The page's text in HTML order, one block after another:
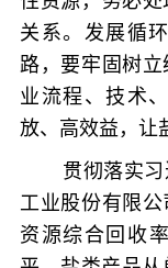
关系。发展循
路，要牢固树
业流程、技术
放、高效益，让
贯彻落实
工业股份有限
资源综合回收